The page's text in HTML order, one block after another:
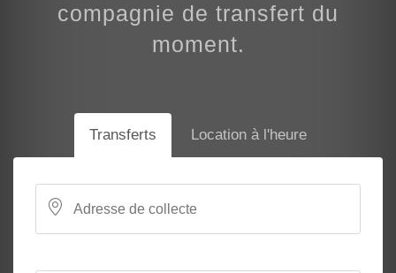
compagnie de transfert du
moment.
Transferts Location à l'heure